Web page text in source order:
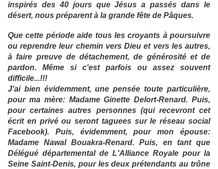
inspirés des 40 jours que Jésus a passés dans le
désert, nous préparent à la grande fête de Pâques.
Que cette période aide tous les croyants à poursuivre
ou reprendre leur chemin vers Dieu et vers les autres,
à faire preuve de détachement, de générosité et de
pardon. Même si c'est parfois ou assez souvent
difficile...!!!
J'ai bien évidemment, une pensée toute particulière,
pour ma mère: Madame Ginette Delort-Renard. Puis,
pour certaines autres personnes (qui recevront cet
écrit en privé ou seront taguees sur le réseau social
Facebook). Puis, évidemment, pour mon épouse:
Madame Nawal Bouakra-Renard. Puis, en tant que
Délégué départemental de L'Alliance Royale pour la
Seine Saint-Denis, pour les deux prétendants au trône